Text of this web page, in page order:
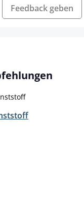
Feedback geben
ist zurzeit nicht verfügbar.)